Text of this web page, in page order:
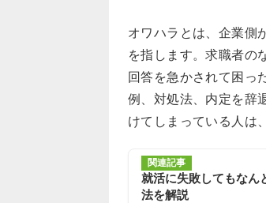
オワハラとは、企業側
を指します。求職者の
回答を急かされて困っ
例、対処法、内定を辞
けてしまっている人は
関連記事
就活に失敗してもなん
法を解説